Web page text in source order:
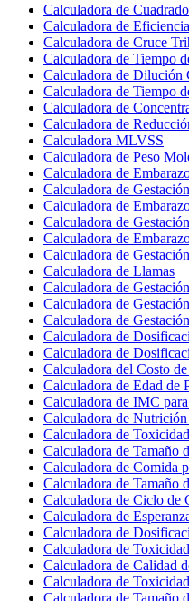
Calculadora de
Calculadora de
Calculadora de Cruce
Calculadora de Tiempo
Calculadora de Dilución
Calculadora de Tiempo
Calculadora de
Calculadora de
Calculadora MLVSS
Calculadora de Peso
Calculadora de
Calculadora de
Calculadora de
Calculadora de
Calculadora de
Calculadora de
Calculadora de Llamas
Calculadora de
Calculadora de
Calculadora de
Calculadora de
Calculadora de
Calculadora del Costo
Calculadora de Edad de
Calculadora de IMC
Calculadora de Nutrición
Calculadora de
Calculadora de Tamaño
Calculadora de Comida
Calculadora de Tamaño
Calculadora de Ciclo de
Calculadora de
Calculadora de
Calculadora de
Calculadora de Calidad
Calculadora de
Calculadora de Tamaño